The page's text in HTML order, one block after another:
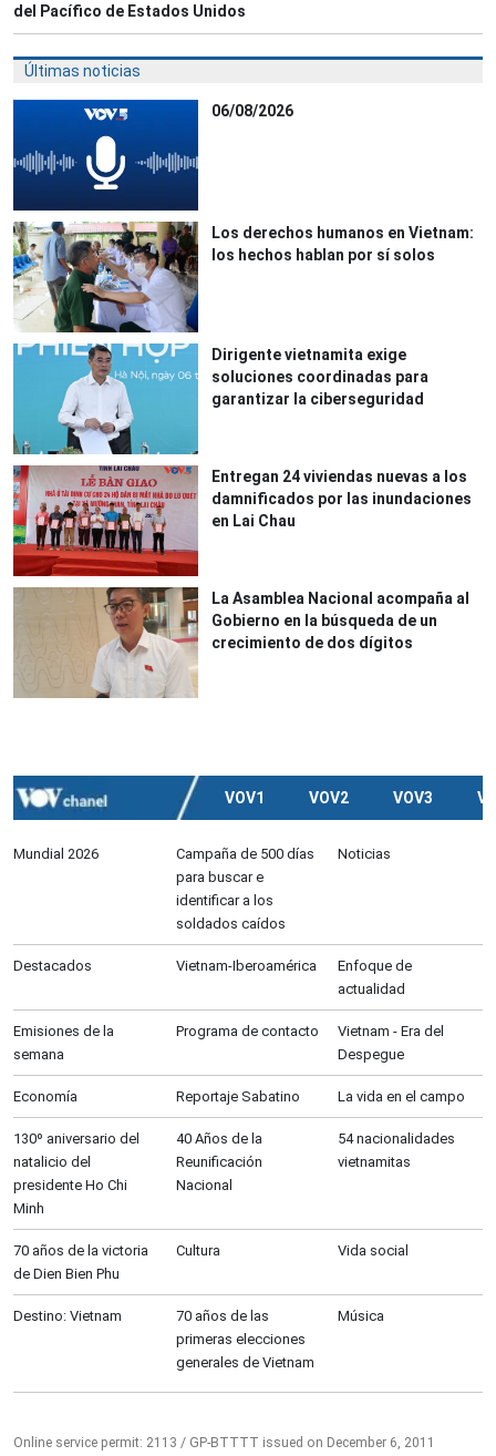
del Pacífico de Estados Unidos
Últimas noticias
06/08/2026
Los derechos humanos en Vietnam:
los hechos hablan por sí solos
Dirigente vietnamita exige
soluciones coordinadas para
garantizar la ciberseguridad
Entregan 24 viviendas nuevas a los
damnificados por las inundaciones
en Lai Chau
La Asamblea Nacional acompaña al
Gobierno en la búsqueda de un
crecimiento de dos dígitos
VOV1 VOV2 VOV3
Mundial 2026
Campaña de 500 días
para buscar e
identificar a los
soldados caídos
Noticias
Destacados Vietnam-Iberoamérica
Enfoque de
actualidad
Emisiones de la
semana
Programa de contacto
Vietnam - Era del
Despegue
Economía Reportaje Sabatino La vida en el campo
130º aniversario del
natalicio del
presidente Ho Chi
Minh
40 Años de la
Reunificación
Nacional
54 nacionalidades
vietnamitas
70 años de la victoria
de Dien Bien Phu
Cultura Vida social
Destino: Vietnam
70 años de las
primeras elecciones
generales de Vietnam
Música
Online service permit: 2113 / GP-BTTTT issued on December 6, 2011